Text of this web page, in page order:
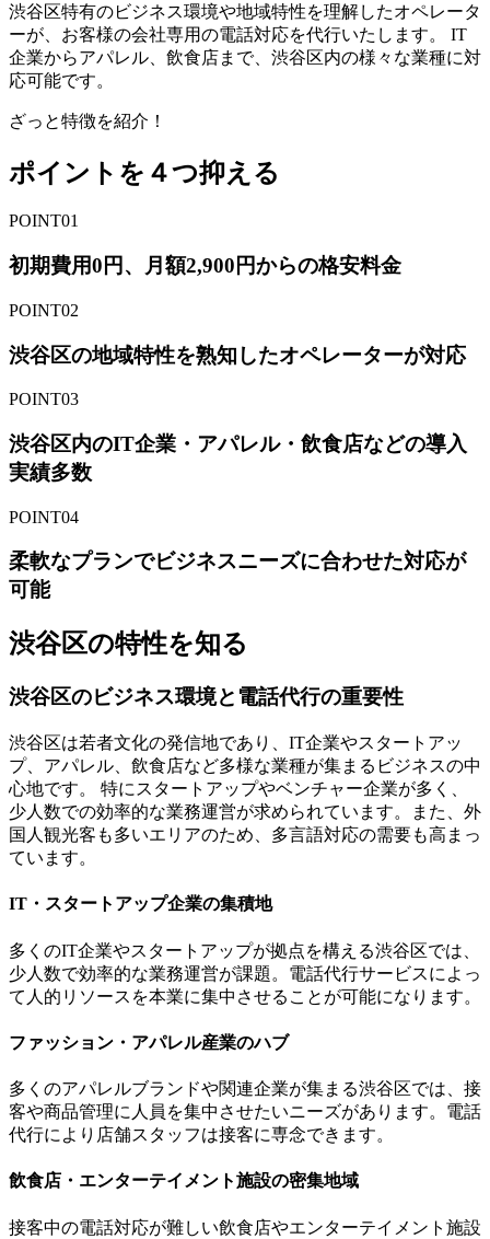
渋谷区特有のビジネス環境や地域特性を理解したオペレータ
ーが、お客様の会社専用の電話対応を代行いたします。 IT
企業からアパレル、飲食店まで、渋谷区内の様々な業種に対
応可能です。
ざっと特徴を紹介！
ポイントを ４つ抑える
POINT01
初期費用0円、月額2,900円からの格安料金
POINT02
渋谷区の地域特性を熟知したオペレーターが対応
POINT03
渋谷区内のIT企業・アパレル・飲食店などの導入
実績多数
POINT04
柔軟なプランでビジネスニーズに合わせた対応が
可能
渋谷区の特性を知る
渋谷区のビジネス環境と 電話代行の重要性
渋谷区は若者文化の発信地であり、IT企業やスタートアッ
プ、アパレル、飲食店など多様な業種が集まるビジネスの中
心地です。 特にスタートアップやベンチャー企業が多く、
少人数での効率的な業務運営が求められています。また、外
国人観光客も多いエリアのため、多言語対応の需要も高まっ
ています。
IT・スタートアップ企業の集積地
多くのIT企業やスタートアップが拠点を構える渋谷区では、
少人数で効率的な業務運営が課題。電話代行サービスによっ
て人的リソースを本業に集中させることが可能になります。
ファッション・アパレル産業のハブ
多くのアパレルブランドや関連企業が集まる渋谷区では、接
客や商品管理に人員を集中させたいニーズがあります。電話
代行により店舗スタッフは接客に専念できます。
飲食店・エンターテイメント施設の密集地域
接客中の電話対応が難しい飲食店やエンターテイメント施設